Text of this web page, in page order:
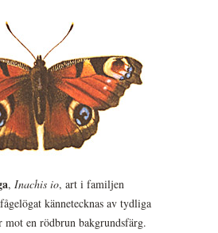
, Inachis io, art i familjen
kännetecknas av tydliga
mot en rödbrun bakgrundsfärg.